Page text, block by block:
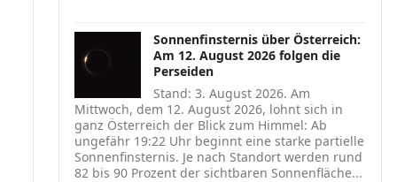
Sonnenfinsternis über Österreich:
Am 12. August 2026 folgen die
Perseiden
Stand: 3. August 2026. Am
Mittwoch, dem 12. August 2026, lohnt sich in
ganz Österreich der Blick zum Himmel: Ab
ungefähr 19:22 Uhr beginnt eine starke partielle
Sonnenfinsternis. Je nach Standort werden rund
82 bis 90 Prozent der sichtbaren Sonnenfläche...